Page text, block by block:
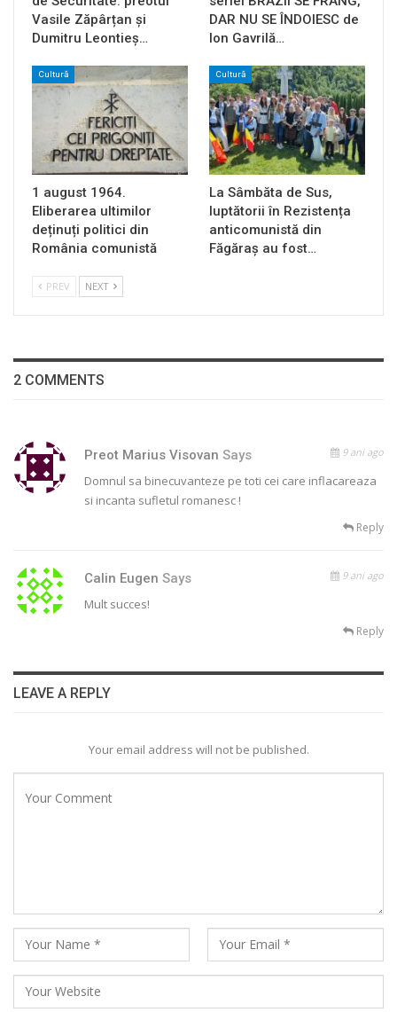
Vasile Zăpârțan și
Dumitru Leontieș…
DAR NU SE ÎNDOIESC de
Ion Gavrilă…
Cultură
1 august 1964.
Eliberarea ultimilor
deținuți politici din
România comunistă
Cultură
La Sâmbăta de Sus,
luptătorii în Rezistența
anticomunistă din
Făgăraș au fost…
PREV NEXT
2 COMMENTS
Preot Marius Visovan Says 9 ani ago
Domnul sa binecuvanteze pe toti cei care inflacareaza
si incanta sufletul romanesc !
Reply
Calin Eugen Says 9 ani ago
Mult succes!
Reply
LEAVE A REPLY
Your email address will not be published.